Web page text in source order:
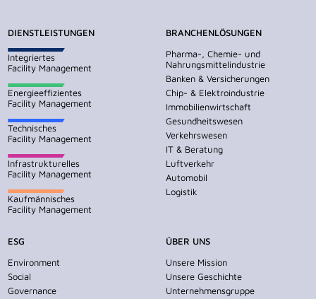
DIENSTLEISTUNGEN
Integriertes
Facility Management
Energieeffizientes
Facility Management
Technisches
Facility Management
Infrastrukturelles
Facility Management
Kaufmännisches
Facility Management
BRANCHENLÖSUNGEN
Pharma-, Chemie- und
Nahrungsmittelindustrie
Banken & Versicherungen
Chip- & Elektroindustrie
Immobilienwirtschaft
Gesundheitswesen
Verkehrswesen
IT & Beratung
Luftverkehr
Automobil
Logistik
ESG
Environment
Social
Governance
ÜBER UNS
Unsere Mission
Unsere Geschichte
Unternehmensgruppe